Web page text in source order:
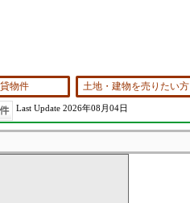
物件 土地・建物を売りたい方
Last Update 2026年08月04日